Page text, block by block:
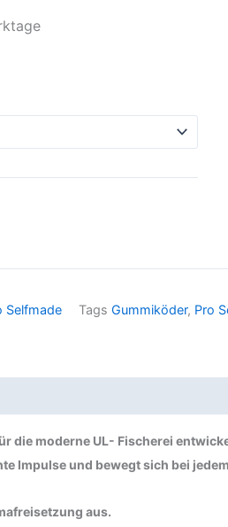
Selfmade Tags Gummiköder, Pro
die moderne UL- Fischerei
Impulse und bewegt sich bei
aus.